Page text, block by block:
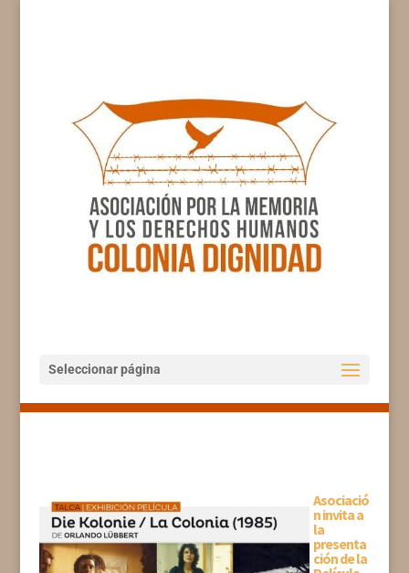
Seleccionar página
Asociació
n invita a
la
presenta
ción de la